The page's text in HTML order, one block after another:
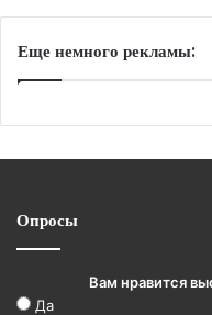
Еще немного рекламы:
Опросы
Вам нравится
Да